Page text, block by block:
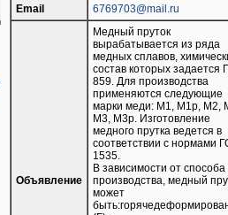
Email
6769703@mail.ru
Объявление
Медный пруток
вырабатывается из ряда
медных сплавов,
состав которых задается
859. Для производства
применяются следующие
марки меди: М1, М1p, М2,
М3, М3p. Изготовление
медного прутка ведется в
соответствии с нормами
1535.
В зависимости от способа
производства, медный
может